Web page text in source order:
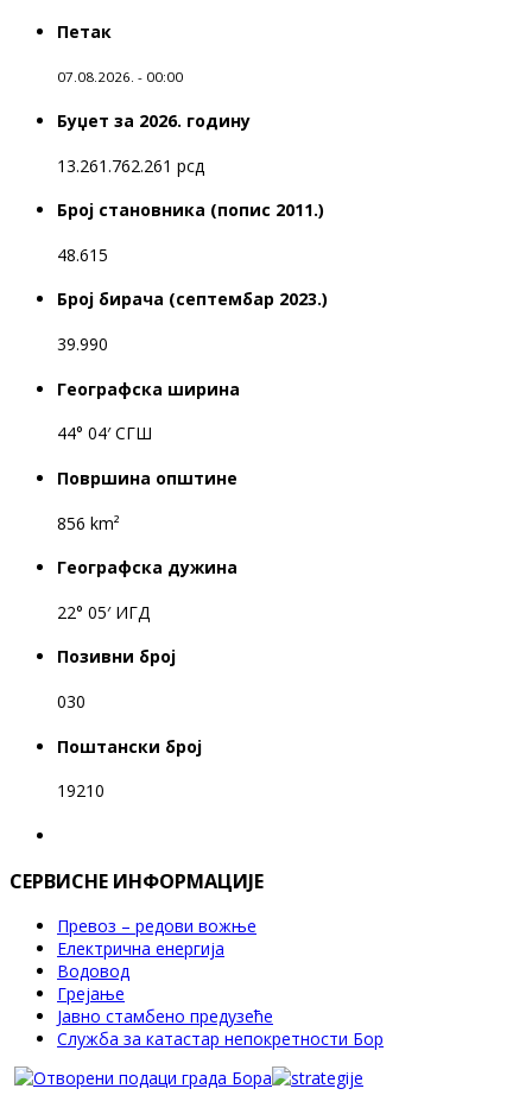
Петак
07.08.2026. - 00:00
Буџет за 2026. годину
13.261.762.261 рсд
Број становника (попис 2011.)
48.615
Број бирача (септембар 2023.)
39.990
Географска ширина
44° 04′ СГШ
Површина општине
856 km²
Географска дужина
22° 05′ ИГД
Позивни број
030
Поштански број
19210
СЕРВИСНЕ ИНФОРМАЦИЈЕ
Превоз – редови вожње
Електрична енергија
Водовод
Грејање
Јавно стамбено предузеће
Служба за катастар непокретности Бор